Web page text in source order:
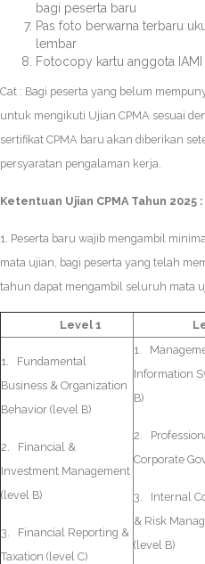
bagi peserta baru
Pas foto berwarna terbaru
lembar
Fotocopy kartu anggota
Cat : Bagi peserta yang belum
untuk mengikuti Ujian CPMA sesuai
sertifikat CPMA baru akan diberikan
persyaratan pengalaman kerja.
Ketentuan Ujian CPMA Tahun 2025 :
1. Peserta baru wajib mengambil
mata ujian, bagi peserta yang telah
tahun dapat mengambil seluruh mata
Level 1
1. Fundamental
Business & Organization
Behavior (level B)
2. Financial &
Investment Management
(level B)
3. Financial Reporting &
Taxation (level C)
1.
Information
B)
2.
Corporate
3. Internal
& Risk
(level B)